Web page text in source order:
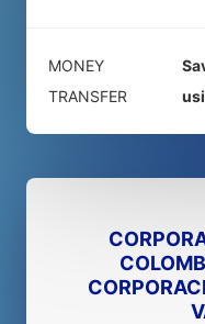
MONEY
TRANSFER